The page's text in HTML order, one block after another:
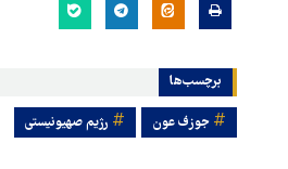
برچسب‌ها
جوزف عون رژیم صهیونیستی